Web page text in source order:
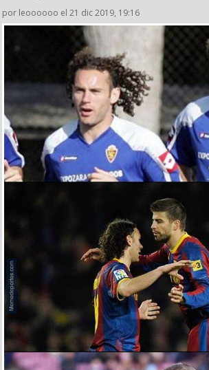
por leoooooo el 21 dic 2019, 19:16